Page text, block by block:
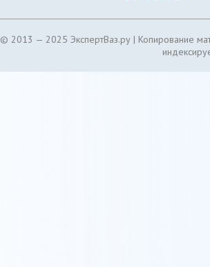
© 2013 — 2025 ЭкспертВаз.ру | Копирование